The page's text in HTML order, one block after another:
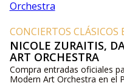
CONCIERTOS CLÁSICOS
NICOLE ZURAITIS,
ART ORCHESTRA
Compra entradas oficiales
Modern Art Orchestra en el